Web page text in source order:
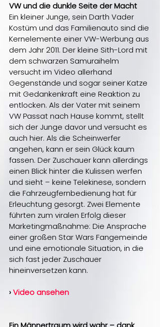
VW und die dunkle Seite der Macht
Ein kleiner Junge, sein Darth Vader
Kostüm und das Familienauto sind die
Kernelemente einer VW-Werbung aus
dem Jahr 2011. Der kleine Sith-Lord mit
dem schwarzen Samuraihelm
versucht im Video allerhand
Gegenstände und sogar seiner Katze
mit Gedankenkraft eine Reaktion zu
entlocken. Als der Vater mit seinem
VW Passat nach Hause kommt, stellt
sich der Junge davor und versucht es
auch hier. Als die Scheinwerfer
angehen, kann er sein Glück kaum
fassen. Der Zuschauer kann allerdings
einen Blick hinter die Kulissen werfen
und sieht – keine Telekinese, sondern
die Fahrzeugfernbedienung hat für
Erleuchtung gesorgt. Zwei Elemente
führten zum viralen Erfolg dieser
Marketingmaßnahme: Die Ansprache
einer großen Star Wars Fangemeinde
und eine emotionale Situation, in die
sich fast jeder Zuschauer
hineinversetzen kann.
› Video ansehen